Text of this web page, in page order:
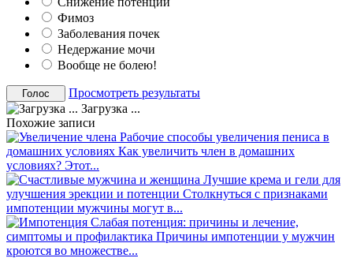
Фимоз
Заболевания почек
Недержание мочи
Вообще не болею!
Просмотреть результаты
Загрузка ...
Похожие записи
Рабочие способы увеличения пениса в
домашних условиях Как увеличить член в домашних
условиях? Этот...
Лучшие крема и гели для
улучшения эрекции и потенции Столкнуться с признаками
импотенции мужчины могут в...
Слабая потенция: причины и лечение,
симптомы и профилактика Причины импотенции у мужчин
кроются во множестве...